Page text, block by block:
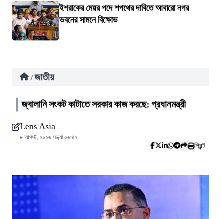
ইশরাকের মেয়র পদে শপথের দাবিতে আবারো নগর
ভবনের সামনে বিক্ষোভ
/ জাতীয়
জ্বালানি সংকট কাটাতে সরকার কাজ করছে: প্রধানমন্ত্রী
Lens Asia
৮ আগস্ট, ২০২৬ সন্ধ্যা ০৬:৪২
প্রিন্ট